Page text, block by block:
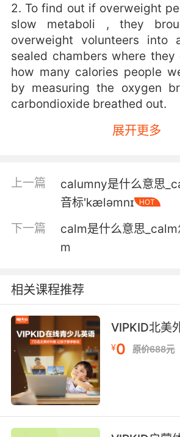
2. To find out if overweight
slow metaboli , they
overweight volunteers into
sealed chambers where they
how many calories people
by measuring the oxygen
carbondioxide breathed out.
为了研究体重超标的人 是否新陈
气量 和呼出来的二氧化碳量 来
展开更多
上一篇
calumny是什么意思
音标'kæləmnɪ
HOT
下一篇
calm是什么意思
m
相关课程推荐
VIPKID北美
¥0 原价688元